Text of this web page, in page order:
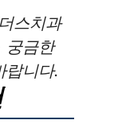
스치과
궁금한
랍니다.